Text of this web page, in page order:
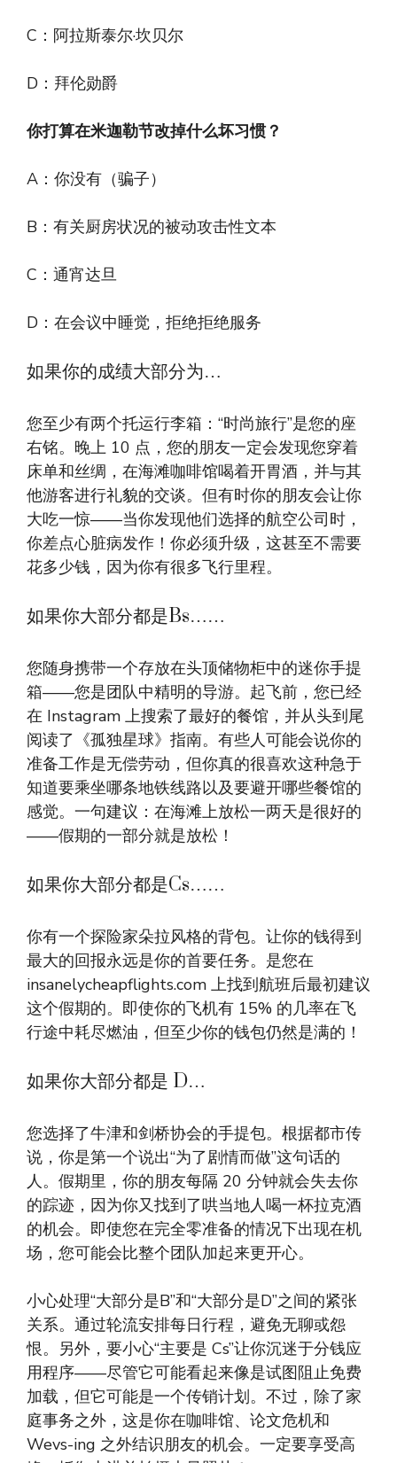
C：阿拉斯泰尔·坎贝尔
D：拜伦勋爵
你打算在米迦勒节改掉什么坏习惯？
A：你没有（骗子）
B：有关厨房状况的被动攻击性文本
C：通宵达旦
D：在会议中睡觉，拒绝拒绝服务
如果你的成绩大部分为…
您至少有两个托运行李箱：“时尚旅行”是您的座
右铭。晚上 10 点，您的朋友一定会发现您穿着
床单和丝绸，在海滩咖啡馆喝着开胃酒，并与其
他游客进行礼貌的交谈。但有时你的朋友会让你
大吃一惊——当你发现他们选择的航空公司时，
你差点心脏病发作！你必须升级，这甚至不需要
花多少钱，因为你有很多飞行里程。
如果你大部分都是Bs……
您随身携带一个存放在头顶储物柜中的迷你手提
箱——您是团队中精明的导游。起飞前，您已经
在 Instagram 上搜索了最好的餐馆，并从头到尾
阅读了《孤独星球》指南。有些人可能会说你的
准备工作是无偿劳动，但你真的很喜欢这种急于
知道要乘坐哪条地铁线路以及要避开哪些餐馆的
感觉。一句建议：在海滩上放松一两天是很好的
——假期的一部分就是放松！
如果你大部分都是Cs……
你有一个探险家朵拉风格的背包。让你的钱得到
最大的回报永远是你的首要任务。是您在
insanelycheapflights.com 上找到航班后最初建议
这个假期的。即使你的飞机有 15% 的几率在飞
行途中耗尽燃油，但至少你的钱包仍然是满的！
如果你大部分都是 D…
您选择了牛津和剑桥协会的手提包。根据都市传
说，你是第一个说出“为了剧情而做”这句话的
人。假期里，你的朋友每隔 20 分钟就会失去你
的踪迹，因为你又找到了哄当地人喝一杯拉克酒
的机会。即使您在完全零准备的情况下出现在机
场，您可能会比整个团队加起来更开心。
小心处理“大部分是B”和“大部分是D”之间的紧张
关系。通过轮流安排每日行程，避免无聊或怨
恨。另外，要小心“主要是 Cs”让你沉迷于分钱应
用程序——尽管它可能看起来像是试图阻止免费
加载，但它可能是一个传销计划。不过，除了家
庭事务之外，这是你在咖啡馆、论文危机和
Wevs-ing 之外结识朋友的机会。一定要享受高